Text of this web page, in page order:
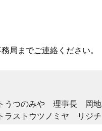
局までご連絡ください。
トうつのみや 理事長 岡
ラストウツノミヤ リジ